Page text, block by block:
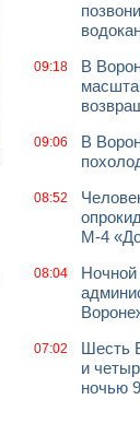
09:18
В
09:06
В
08:52
М-4
08:04
07:02
Шесть
и
ночью